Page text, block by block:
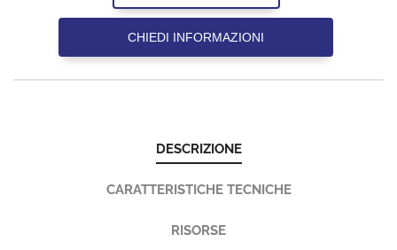
CHIEDI INFORMAZIONI
DESCRIZIONE
CARATTERISTICHE TECNICHE
RISORSE